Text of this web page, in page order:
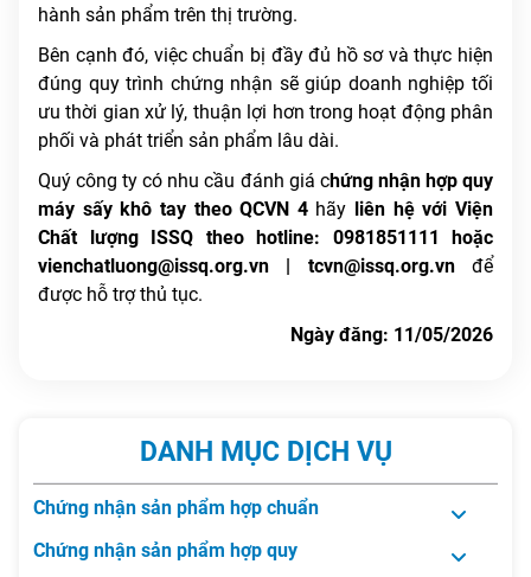
hành sản phẩm trên thị trường.
Bên cạnh đó, việc chuẩn bị đầy đủ hồ sơ và thực hiện
đúng quy trình chứng nhận sẽ giúp doanh nghiệp tối
ưu thời gian xử lý, thuận lợi hơn trong hoạt động phân
phối và phát triển sản phẩm lâu dài.
Quý công ty có nhu cầu đánh giá chứng nhận hợp quy
máy sấy khô tay theo QCVN 4hãy liên hệ với Viện
Chất lượng ISSQ theo hotline: 0981851111 hoặc
vienchatluong@issq.org.vn | tcvn@issq.org.vnđể
được hỗ trợ thủ tục.
Ngày đăng: 11/05/2026
DANH MỤC DỊCH VỤ
Chứng nhận sản phẩm hợp chuẩn
Chứng nhận sản phẩm hợp quy